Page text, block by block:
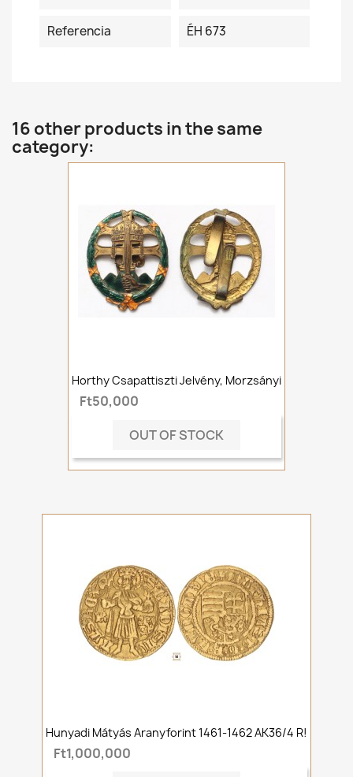
Referencia ÉH 673
16 other products in the same
category:
Horthy Csapattiszti Jelvény, Morzsányi
Ft50,000
OUT OF STOCK
Hunyadi Mátyás Aranyforint 1461-1462 AK36/4 R!
Ft1,000,000